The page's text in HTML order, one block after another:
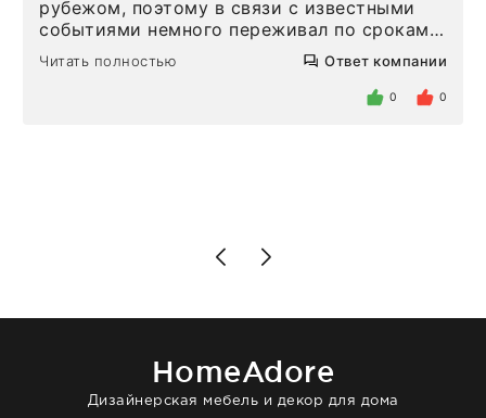
рубежом, поэтому в связи с известными
событиями немного переживал по срокам.
Но homeadore привезли ровно в
определенное в договоре время, без
то качество выше всяких похвал. Выглядит
Читать полностью Ответ компании
0 0
HomeAdore
Дизайнерская мебель и декор для дома